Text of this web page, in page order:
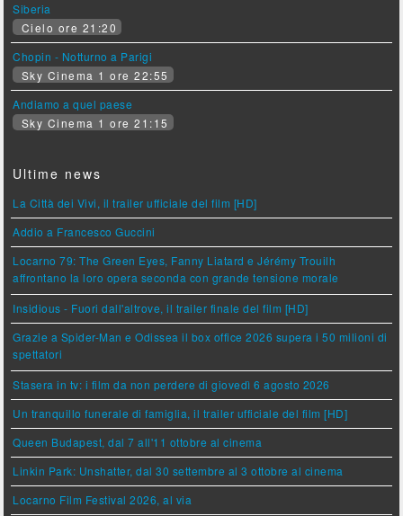
Siberia
Cielo ore 21:20
Chopin - Notturno a Parigi
Sky Cinema 1 ore 22:55
Andiamo a quel paese
Sky Cinema 1 ore 21:15
Ultime news
La Città dei Vivi, il trailer ufficiale del film [HD]
Addio a Francesco Guccini
Locarno 79: The Green Eyes, Fanny Liatard e Jérémy Trouilh
affrontano la loro opera seconda con grande tensione morale
Insidious - Fuori dall'altrove, il trailer finale del film [HD]
Grazie a Spider-Man e Odissea il box office 2026 supera i 50 milioni di
spettatori
Stasera in tv: i film da non perdere di giovedì 6 agosto 2026
Un tranquillo funerale di famiglia, il trailer ufficiale del film [HD]
Queen Budapest, dal 7 all'11 ottobre al cinema
Linkin Park: Unshatter, dal 30 settembre al 3 ottobre al cinema
Locarno Film Festival 2026, al via